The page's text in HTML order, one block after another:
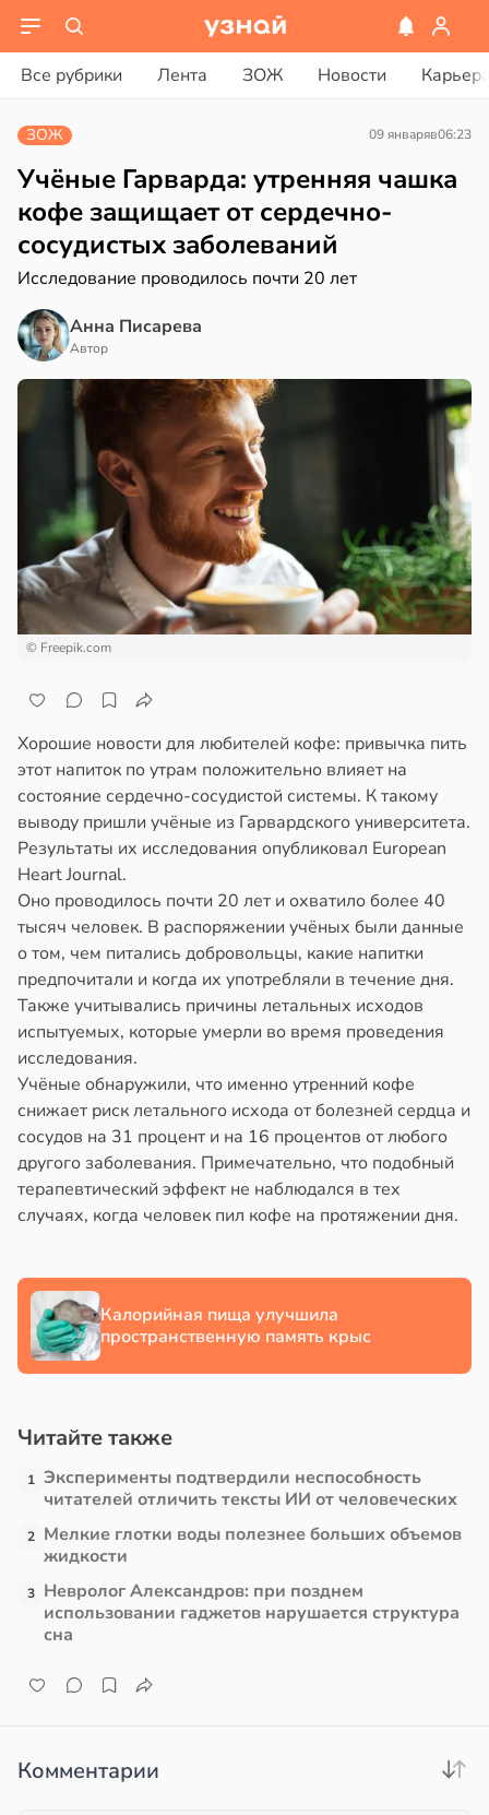
Все рубрики Лента ЗОЖ Новости
в19:49
в 13:55
в21:42
в
13:38
ЗОЖ 09 январяв06:23
Учёные Гарварда: утренняя чашка
кофе защищает от сердечно-
сосудистых заболеваний
Исследование проводилось почти 20 лет
Анна Писарева
Автор
© Freepik.com
Хорошие новости для любителей кофе: привычка пить
этот напиток по утрам положительно влияет на
состояние сердечно-сосудистой системы. К такому
выводу пришли учёные из Гарвардского университета.
Результаты их исследования опубликовал European
Heart Journal.
Оно проводилось почти 20 лет и охватило более 40
тысяч человек. В распоряжении учёных были данные
о том, чем питались добровольцы, какие напитки
предпочитали и когда их употребляли в течение дня.
Также учитывались причины летальных исходов
испытуемых, которые умерли во время проведения
исследования.
Учёные обнаружили, что именно утренний кофе
снижает риск летального исхода от болезней сердца и
сосудов на 31 процент и на 16 процентов от любого
другого заболевания. Примечательно, что подобный
терапевтический эффект не наблюдался в тех
случаях, когда человек пил кофе на протяжении дня.
Калорийная пища улучшила
пространственную память крыс
Читайте также
1 Эксперименты подтвердили неспособность
читателей отличить тексты ИИ от человеческих
2 Мелкие глотки воды полезнее больших объемов
жидкости
3 Невролог Александров: при позднем
использовании гаджетов нарушается структура
сна
Комментарии
в 19:27
17:21
в 16:23
в17:40
20:11